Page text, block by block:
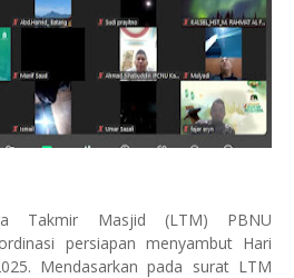
Takmir Masjid (LTM) PBNU
persiapan menyambut Hari
Mendasarkan pada surat LTM